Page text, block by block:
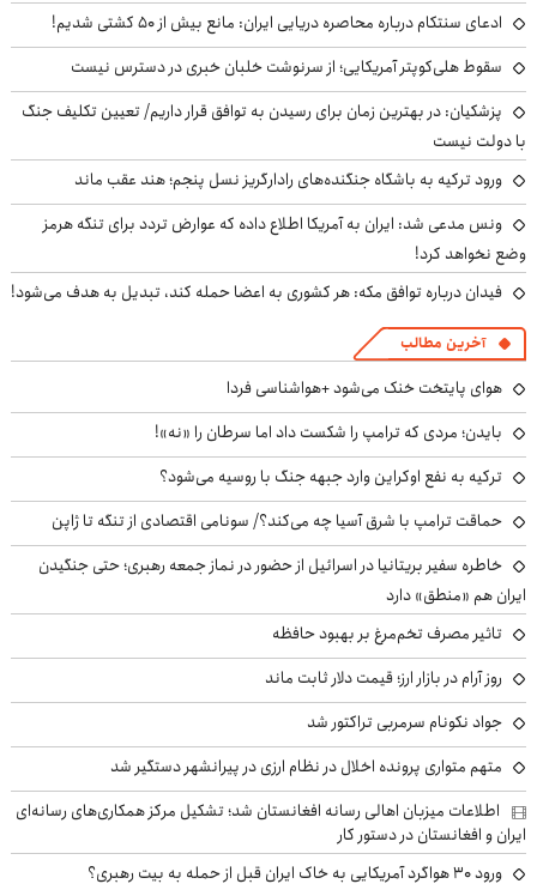
ادعای سنتکام درباره محاصره دریایی ایران: مانع بیش از ۵۰ کشتی شدیم!
سقوط هلی‌کوپتر آمریکایی؛ از سرنوشت خلبان خبری در دسترس نیست
پزشکیان‌: در بهترین زمان برای رسیدن به توافق قرار داریم/ تعیین تکلیف جنگ
با دولت نیست
ورود ترکیه به باشگاه جنگنده‌های رادارگریز نسل پنجم؛ هند عقب ماند
ونس مدعی شد: ایران به آمریکا اطلاع داده که عوارض تردد برای تنگه هرمز
وضع نخواهد کرد!
فیدان درباره توافق مکه: هر کشوری به اعضا حمله کند، تبدیل به هدف می‌شود!
آخرین مطالب
هوای پایتخت خنک می‌شود +هواشناسی فردا
بایدن؛ مردی که ترامپ را شکست داد اما سرطان را «نه»!
ترکیه به نفع اوکراین وارد جبهه جنگ با روسیه می‌شود؟
حماقت ترامپ با شرق آسیا چه می‌کند؟/ سونامی اقتصادی از تنگه تا ژاپن
خاطره سفیر بریتانیا در اسرائیل از حضور در نماز جمعه رهبری؛ حتی جنگیدن
ایران هم «منطق» دارد
تاثیر مصرف تخم‌مرغ بر بهبود حافظه
روز آرام در بازار ارز؛ قیمت دلار ثابت ماند
جواد نکونام سرمربی تراکتور شد
متهم متواری پرونده اخلال در نظام ارزی در پیرانشهر دستگیر شد
اطلاعات میزبان اهالی رسانه افغانستان شد؛ تشکیل مرکز همکاری‌های رسانه‌ای
ایران و افغانستان در دستور کار
ورود ۳۰ هواگرد آمریکایی به خاک ایران قبل از حمله به بیت رهبری؟